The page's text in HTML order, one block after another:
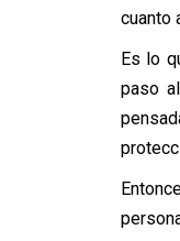
cuanto
Es lo
paso